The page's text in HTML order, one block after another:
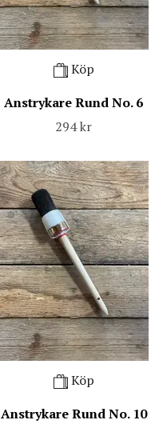
Köp
Anstrykare Rund No. 6
294 kr
Köp
Anstrykare Rund No. 10